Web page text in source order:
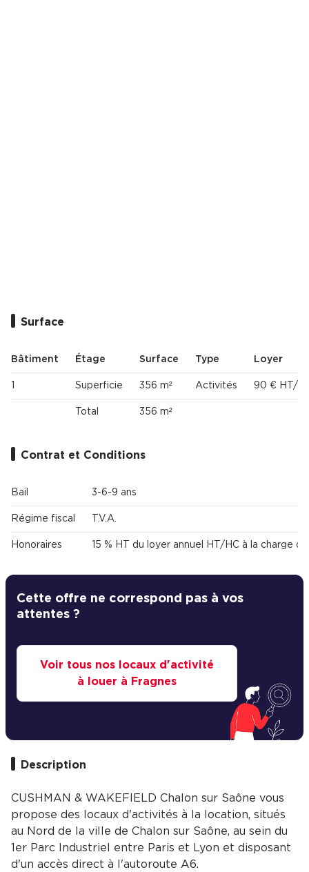
Cas Clients
Surface
Bâtiment Étage Surface Type Loyer
1 Superficie 356 m² Activités 90 € HT/
Total 356 m²
Contrat et Conditions
Bail 3-6-9 ans
Régime fiscal T.V.A.
Honoraires 15 % HT du loyer annuel HT/HC à la charge
Cette offre ne correspond pas à vos
attentes ?
Voir tous nos locaux d'activité
à louer à Fragnes
Description
CUSHMAN & WAKEFIELD Chalon sur Saône vous
propose des locaux d'activités à la location, situés
au Nord de la ville de Chalon sur Saône, au sein du
1er Parc Industriel entre Paris et Lyon et disposant
d'un accès direct à l'autoroute A6.